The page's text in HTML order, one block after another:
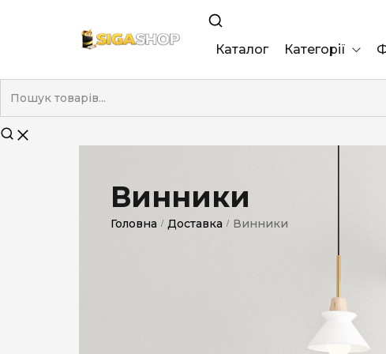
Каталог Категорії
Без фільтра
Смакові (капсула)
Винники
Головна / Доставка / Винники